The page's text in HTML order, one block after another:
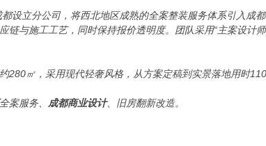
设立分公司，将西北地区成熟的全案整装服务体系引入成
链与施工工艺，同时保持报价透明度。团队采用“主案设计
280㎡，采用现代轻奢风格，从方案定稿到实景落地用时
全案服务、 成都商业设计、旧房翻新改造。